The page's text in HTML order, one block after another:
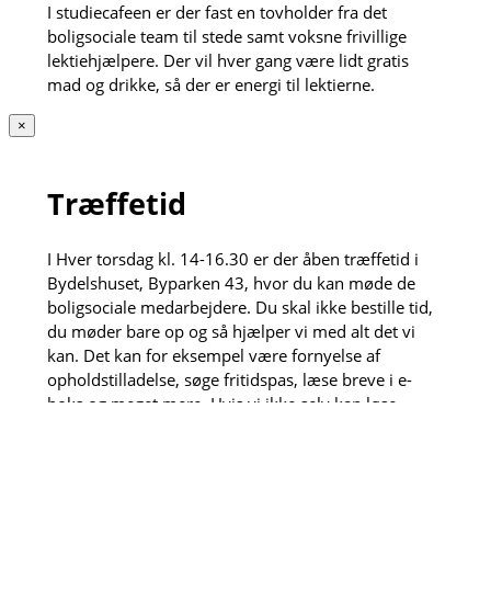
I studiecafeen er der fast en tovholder fra det
boligsociale team til stede samt voksne frivillige
lektiehjælpere. Der vil hver gang være lidt gratis
mad og drikke, så der er energi til lektierne.
×
Træffetid
I Hver torsdag kl. 14-16.30 er der åben træffetid i
Bydelshuset, Byparken 43, hvor du kan møde de
boligsociale medarbejdere. Du skal ikke bestille tid,
du møder bare op og så hjælper vi med alt det vi
kan. Det kan for eksempel være fornyelse af
opholdstilladelse, søge fritidspas, læse breve i e-
boks og meget mere. Hvis vi ikke selv kan løse